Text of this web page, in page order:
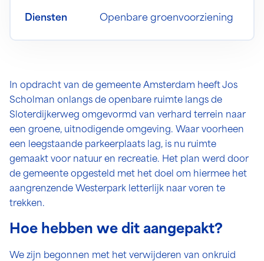
Diensten Openbare groenvoorziening
In opdracht van de gemeente Amsterdam heeft Jos
Scholman onlangs de openbare ruimte langs de
Sloterdijkerweg omgevormd van verhard terrein naar
een groene, uitnodigende omgeving. Waar voorheen
een leegstaande parkeerplaats lag, is nu ruimte
gemaakt voor natuur en recreatie. Het plan werd door
de gemeente opgesteld met het doel om hiermee het
aangrenzende Westerpark letterlijk naar voren te
trekken.
Hoe hebben we dit aangepakt?
We zijn begonnen met het verwijderen van onkruid